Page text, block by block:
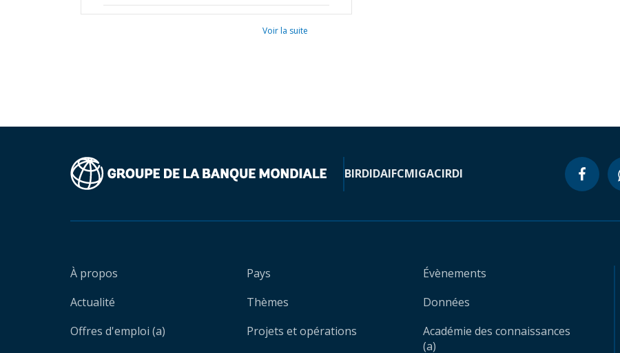
Voir la suite
BIRDIDAIFCMIGACIRDI
À propos
Actualité
Offres d'emploi (a)
Pays
Thèmes
Projets et opérations
Évènements
Données
Académie des connaissances
(a)